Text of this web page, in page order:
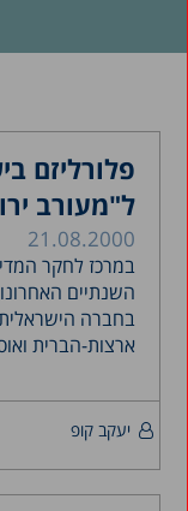
פלורליזם
ל"מעורב
21.08.2000
במרכז לחקר
השנתיים
בחברה
ארצות-הברית
יעקב קופ